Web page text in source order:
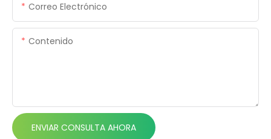
Correo Electrónico
Contenido
ENVIAR CONSULTA AHORA